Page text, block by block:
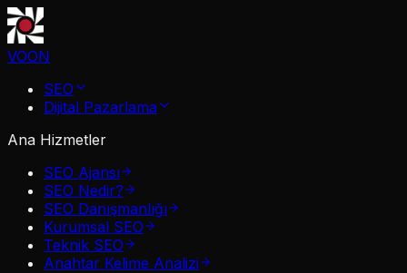
VOON
SEO
Dijital Pazarlama
Ana Hizmetler
SEO Ajansı
SEO Nedir?
SEO Danışmanlığı
Kurumsal SEO
Teknik SEO
Anahtar Kelime Analizi